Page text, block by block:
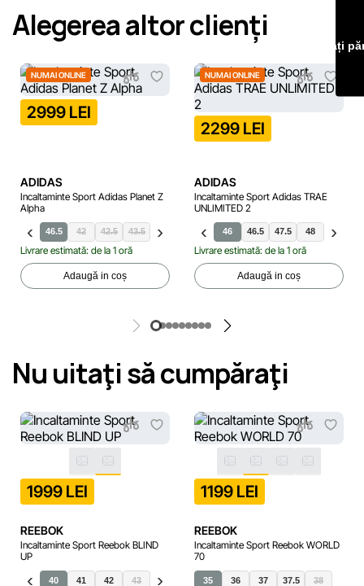
erori în cel mai scurt termen rezonabil.
Alegerea altor clienți
NUMAI ONLINE
2999 LEI
ADIDAS
Incaltaminte Sport Adidas Planet Z
Alpha
45.5 46.5 42 42.5 43.5 44 46
Livrare estimată: de la 1 oră
Adaugă in coș
NUMAI ONLINE
2299 LEI
ADIDAS
Incaltaminte Sport Adidas TRAE
UNLIMITED 2
46 46.5 47.5 48 49.5
Livrare estimată: de la 1 oră
Adaugă in coș
Nu uitaţi să cumpăraţi
1999 LEI
REEBOK
Incaltaminte Sport Reebok BLIND
UP
40 41 42 43 44
1199 LEI
REEBOK
Incaltaminte Sport Reebok WORLD
70
35 36 37 37.5 38
Lăsați